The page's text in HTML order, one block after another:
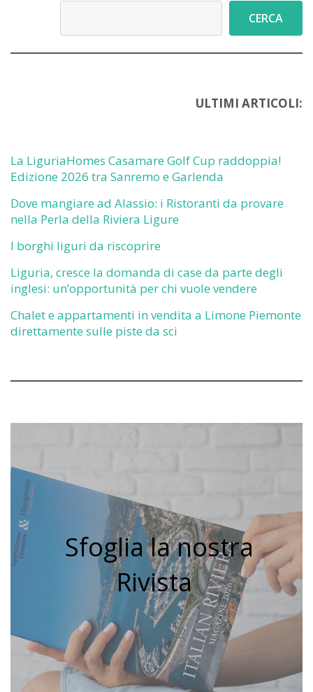
CERCA
ULTIMI ARTICOLI:
La LiguriaHomes Casamare Golf Cup raddoppia!
Edizione 2026 tra Sanremo e Garlenda
Dove mangiare ad Alassio: i Ristoranti da provare
nella Perla della Riviera Ligure
I borghi liguri da riscoprire
Liguria, cresce la domanda di case da parte degli
inglesi: un’opportunità per chi vuole vendere
Chalet e appartamenti in vendita a Limone Piemonte
direttamente sulle piste da sci
Sfoglia la nostra
Rivista